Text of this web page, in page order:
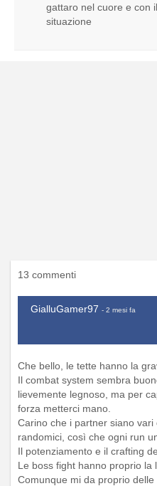
gattaro nel cuore e con
situazione
13 commenti
GialluGamer97 - 2 mesi fa
Che bello, le tette hanno la
Il combat system sembra
lievemente legnoso, ma per
forza metterci mano.
Carino che i partner siano
randomici, così che ogni run
Il potenziamento e il crafting
Le boss fight hanno proprio la
Comunque mi da proprio delle